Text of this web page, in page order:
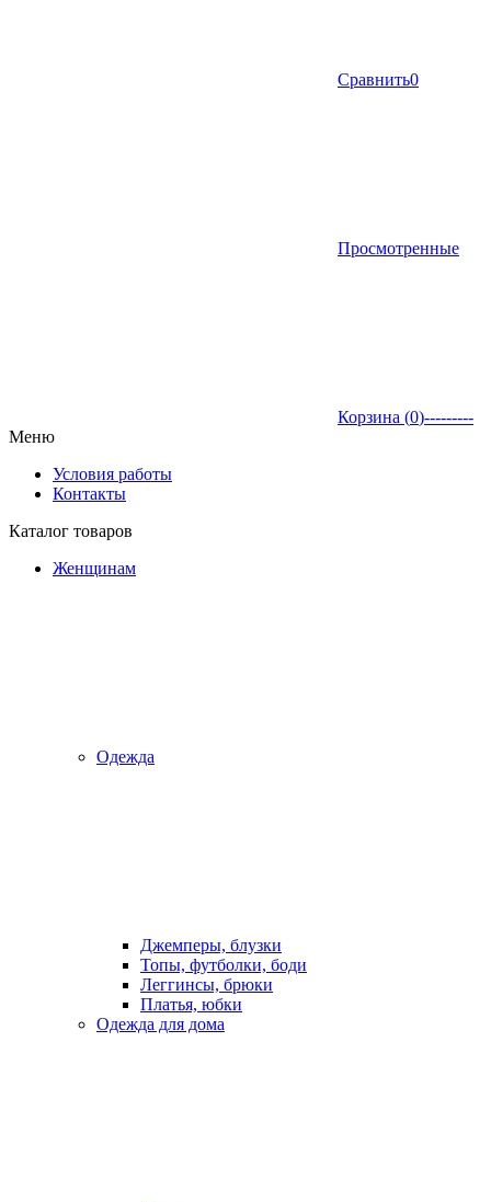
Сравнить0
Просмотренные
Корзина (0)---------
Меню
Условия работы
Контакты
Каталог товаров
Женщинам
Одежда
Джемперы, блузки
Топы, футболки, боди
Леггинсы, брюки
Платья, юбки
Одежда для дома